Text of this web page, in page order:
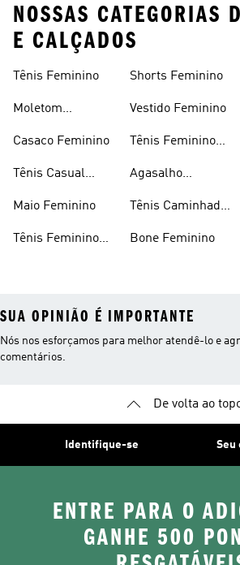
NOSSAS CATEGORIAS
E CALÇADOS
Tênis Feminino
Moletom
Casaco Feminino
Tênis Casual
Maio Feminino
Tênis Feminino
Shorts Feminino
Vestido Feminino
Tênis Feminino
Agasalho
Tênis Caminhada
Bone Feminino
SUA OPINIÃO É IMPORTANTE
Nós nos esforçamos para melhor atendê-lo e
comentários.
De volta ao
Identifique-se Seu
ENTRE PARA O
GANHE 500